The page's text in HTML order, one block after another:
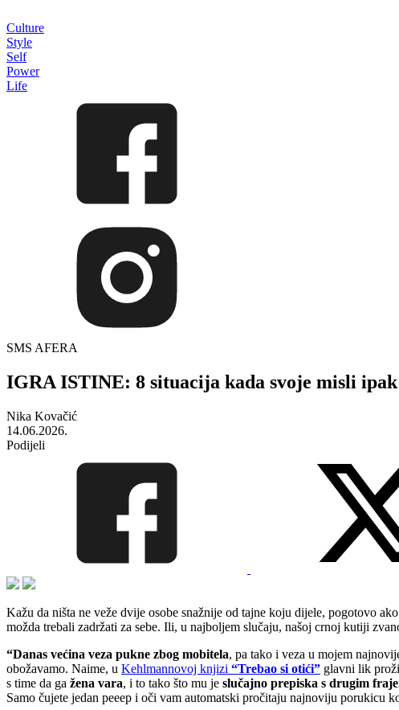
Culture
Style
Self
Power
Life
SMS AFERA
IGRA ISTINE: 8 situacija kada svoje misli
Nika Kovačić
14.06.2026.
Podijeli
Kažu da ništa ne veže dvije osobe snažnije od tajne koju dijele, pogotovo
možda trebali zadržati za sebe. Ili, u najboljem slučaju, našoj crnoj kutiji
“Danas većina veza pukne zbog mobitela, pa tako i veza u mojem
obožavamo. Naime, u Kehlmannovoj knjizi “Trebao si otići” glavni lik
s time da ga žena vara, i to tako što mu je slučajno prepiska s drugim
Samo čujete jedan peeep i oči vam automatski pročitaju najnoviju porukicu